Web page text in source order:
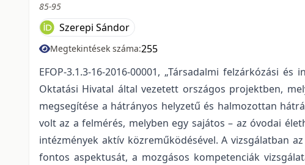
85-95
Szerepi Sándor
Megtekintések száma:255
EFOP-3.1.3-16-2016-00001, „Társadalmi felzárkózási
Oktatási Hivatal által vezetett országos projektben,
megsegítése a hátrányos helyzetű és halmozottan
volt az a felmérés, melyben egy sajátos – az óvodai
intézmények aktív közreműködésével. A vizsgálatban
fontos aspektusát, a mozgásos kompetenciák